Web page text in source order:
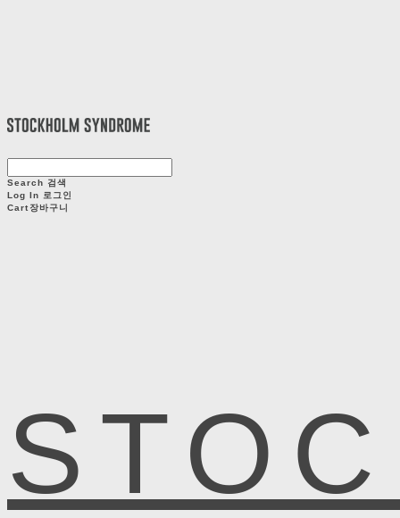
Search 검색
Log In 로그인
Cart장바구니